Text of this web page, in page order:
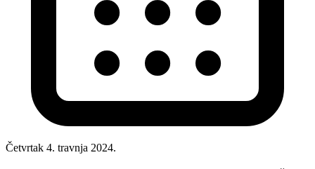
Četvrtak 4. travnja 2024.